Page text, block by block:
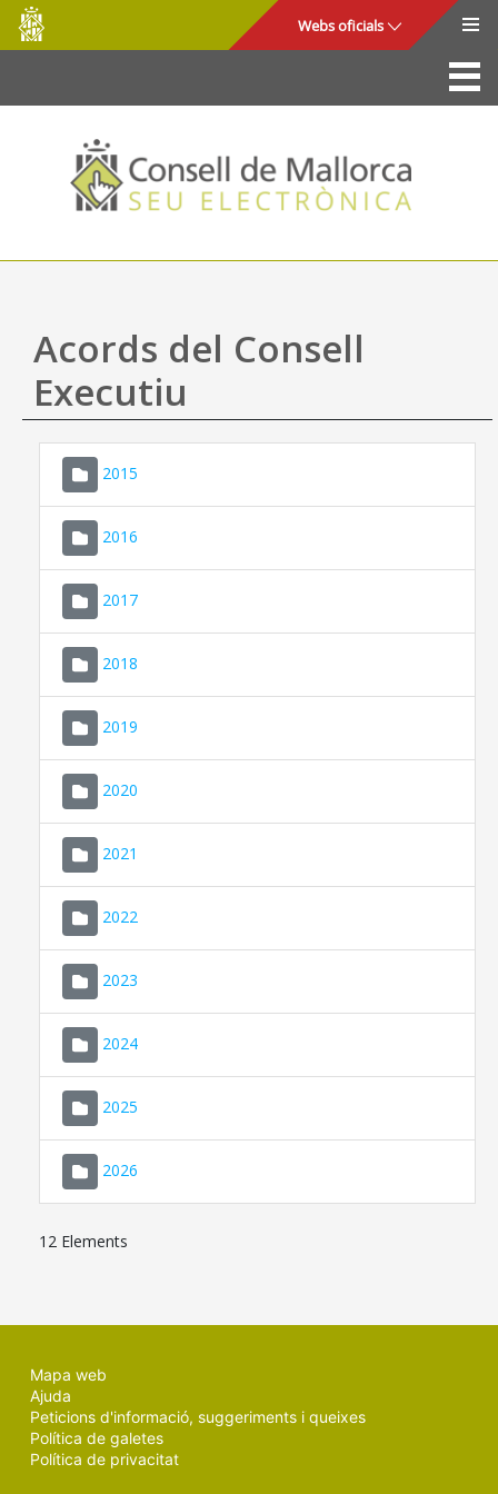
Salta al contingut principal
Consell
de
Mallorca
Webs oficials
La Seu
Consell de Mallorca
Accés i seguretat
Utilitats
Ajuda
Acords del Consell
Executiu
2015
2016
2017
2018
2019
2020
2021
2022
2023
2024
2025
2026
12 Elements
Mapa web
Ajuda
Peticions d'informació, suggeriments i queixes
Política de galetes
Política de privacitat